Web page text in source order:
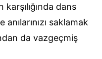
dans
saklamak
da vazgeçmiş